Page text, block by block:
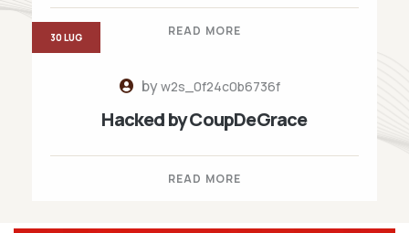
READ MORE
byw2s_0f24c0b6736f
Hacked by CoupDeGrace
READ MORE
30 LUG